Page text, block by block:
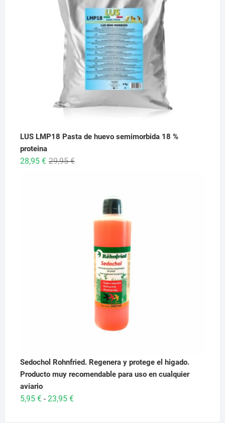
26,95 €
LUS LMP18 Pasta de huevo semimorbida 18 %
proteina
29,95€El
28,95 €
El
Sedochol Rohnfried. Regenera y protege el higado.
Producto muy recomendable para uso en cualquier
aviario
5,95 € - 23,95 €Rango